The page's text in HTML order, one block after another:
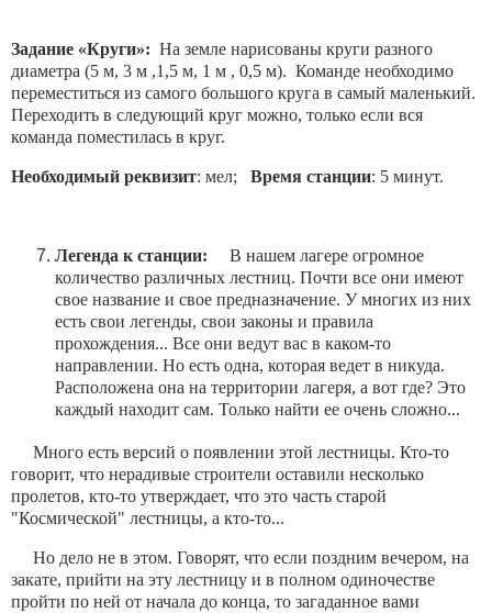
Задание «Круги»: На земле нарисованы круги разного
диаметра (5 м, 3 м ,1,5 м, 1 м , 0,5 м). Команде необходимо
переместиться из самого большого круга в самый маленький.
Переходить в следующий круг можно, только если вся
команда поместилась в круг.
Необходимый реквизит: мел; Время станции: 5 минут.
Легенда к станции:
В нашем лагере огромное
количество различных лестниц. Почти все они имеют
свое название и свое предназначение. У многих из них
есть свои легенды, свои законы и правила
прохождения... Все они ведут вас в каком-то
направлении. Но есть одна, которая ведет в никуда.
Расположена она на территории лагеря, а вот где? Это
каждый находит сам. Только найти ее очень сложно...
Много есть версий о появлении этой лестницы. Кто-то
говорит, что нерадивые строители оставили несколько
пролетов, кто-то утверждает, что это часть старой
"Космической" лестницы, а кто-то...
Но дело не в этом. Говорят, что если поздним вечером, на
закате, прийти на эту лестницу и в полном одиночестве
пройти по ней от начала до конца, то загаданное вами